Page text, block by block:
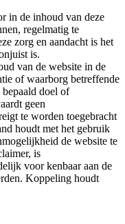
in de inhoud van deze
regelmatig te
zorg en aandacht is het
is.
van de website in de
of waarborg betreffende
doel of
geen
te worden toegebracht
houdt met het gebruik
de website te
is
voor kenbaar aan de
Koppeling houdt